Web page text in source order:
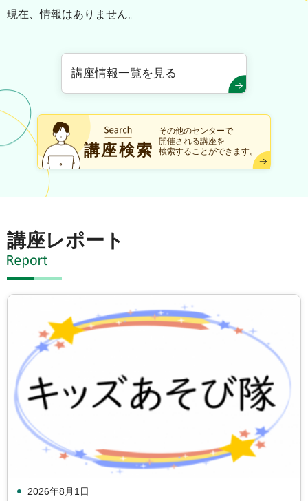
現在、情報はありません。
講座情報一覧を見る
講座検索
その他のセンターで
開催される講座を
検索することができます。
講座レポート
2026年8月1日